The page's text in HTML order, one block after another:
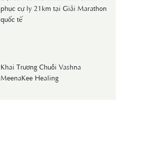
phục cự ly 21km tại Giải Marathon
quốc tế
Khai Trương Chuỗi Vashna
MeenaKee Healing